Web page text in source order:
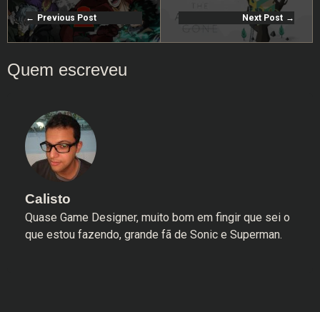
Previous Post Next Post
Calisto
Quase Game Designer, muito bom em fingir que sei o
que estou fazendo, grande fã de Sonic e Superman.